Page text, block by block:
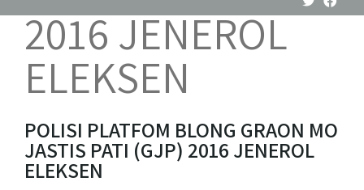
2016 JENEROL
ELEKSEN
POLISI PLATFOM BLONG GRAON MO
JASTIS PATI (GJP) 2016 JENEROL
ELEKSEN